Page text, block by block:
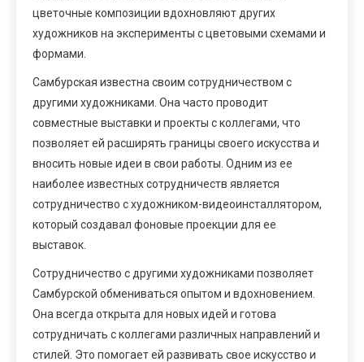
цветочные композиции вдохновляют других
художников на эксперименты с цветовыми схемами и
формами.
Самбурская известна своим сотрудничеством с
другими художниками. Она часто проводит
совместные выставки и проекты с коллегами, что
позволяет ей расширять границы своего искусства и
вносить новые идеи в свои работы. Одним из ее
наиболее известных сотрудничеств является
сотрудничество с художником-видеоинсталлятором,
который создавал фоновые проекции для ее
выставок.
Сотрудничество с другими художниками позволяет
Самбурской обмениваться опытом и вдохновением.
Она всегда открыта для новых идей и готова
сотрудничать с коллегами различных направлений и
стилей. Это помогает ей развивать свое искусство и